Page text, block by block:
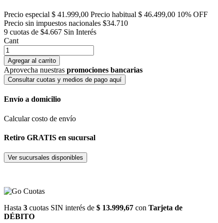
Precio especial $ 41.999,00 Precio habitual $ 46.499,00 10% OFF
Precio sin impuestos nacionales $34.710
9 cuotas de $4.667 Sin Interés
Cant
Agregar al carrito
Aprovecha nuestras promociones bancarias
Consultar cuotas y medios de pago aquí
Envío a domicilio
Calcular costo de envío
Retiro GRATIS en sucursal
Ver sucursales disponibles
Hasta 3 cuotas SIN interés de $ 13.999,67 con Tarjeta de
DÉBITO